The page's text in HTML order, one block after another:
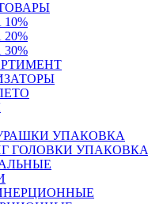
УПАКОВКА
ГОЛОВКИ УПАКОВКА